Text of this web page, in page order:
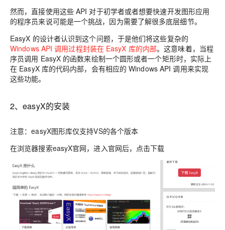
然而，直接使用这些 API 对于初学者或者想要快速开发图形应用
的程序员来说可能是一个挑战，因为需要了解很多底层细节。
EasyX 的设计者认识到这个问题，于是他们将这些复杂的
Windows API 调用过程封装在 EasyX 库的内部。这意味着，当程
序员调用 EasyX 的函数来绘制一个圆形或者一个矩形时，实际上
在 EasyX 库的代码内部，会有相应的 Windows API 调用来实现
这些功能。
2、easyX的安装
注意：easyX图形库仅支持VS的各个版本
在浏览器搜索easyX官网，进入官网后，点击下载